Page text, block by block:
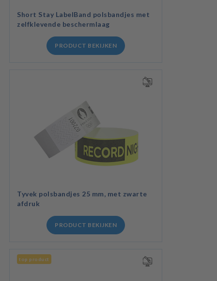
Short Stay LabelBand polsbandjes met
zelfklevende beschermlaag
PRODUCT BEKIJKEN
Tyvek polsbandjes 25 mm, met zwarte
afdruk
PRODUCT BEKIJKEN
top product